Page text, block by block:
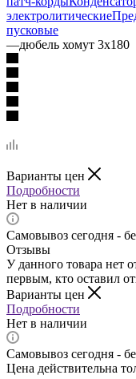
электролитические
пусковые
—дюбель хомут 3х180
Варианты цен
Подробности
Нет в наличии
Самовывоз сегодня -
Отзывы
У данного товара нет
первым, кто оставил
Варианты цен
Подробности
Нет в наличии
Самовывоз сегодня -
Цена действительна